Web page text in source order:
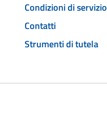
Condizioni di servizio
Contatti
Strumenti di tutela